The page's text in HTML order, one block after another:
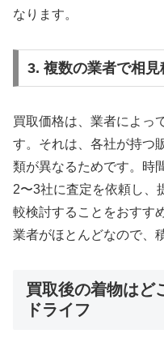
なります。
3. 複数の業者で相
買取価格は、業者によっ
す。それは、各社が持つ
類が異なるためです。時
2〜3社に査定を依頼し、
較検討することをおすす
業者がほとんどなので、
買取後の着物はど
ドライフ